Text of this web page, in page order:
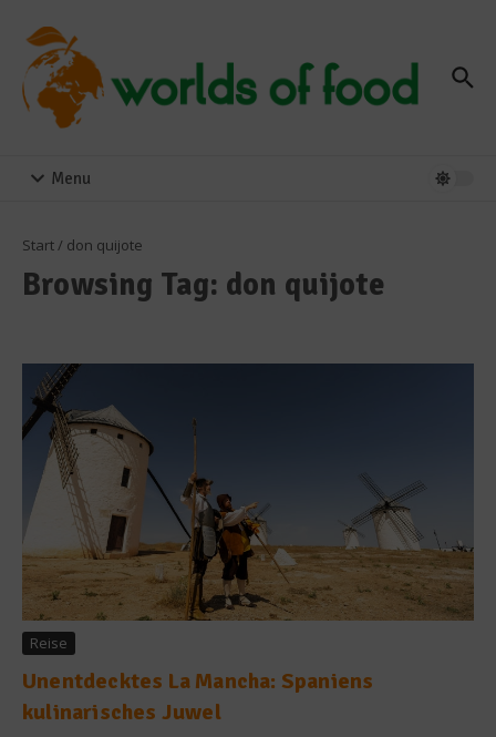
Menu
Start/ don quijote
Browsing Tag: don quijote
Reise
Unentdecktes La Mancha: Spaniens
kulinarisches Juwel